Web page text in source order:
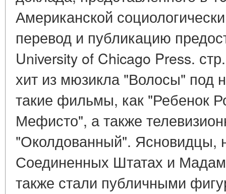
Американской
перевод и публикацию
University of Chicago Press.
хит из мюзикла "Волосы" под
такие фильмы, как "Ребенок
Мефисто", а также
"Околдованный". Ясновидцы,
Соединенных Штатах и
также стали публичными